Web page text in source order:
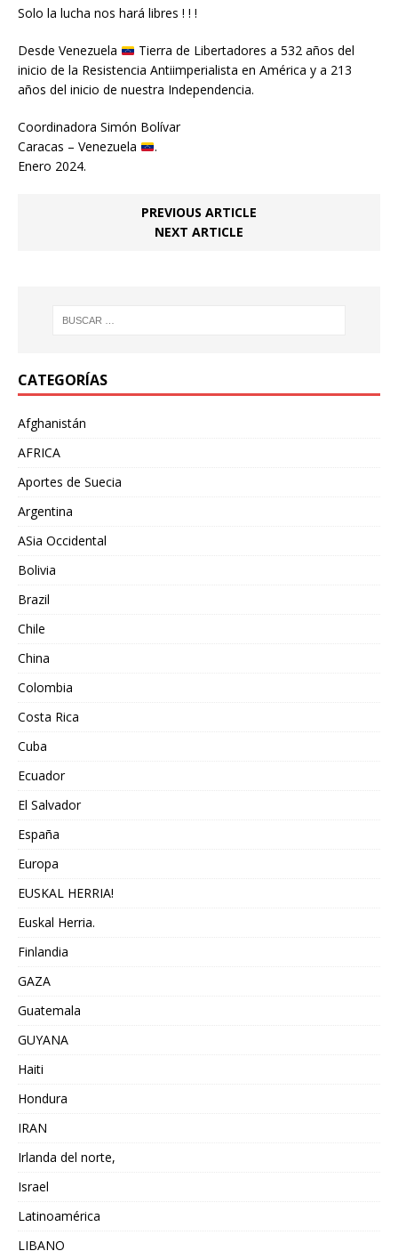
Solo la lucha nos hará libres ! ! !
Desde Venezuela
Tierra de Libertadores a 532 años del
inicio de la Resistencia Antiimperialista en América y a 213
años del inicio de nuestra Independencia.
Coordinadora Simón Bolívar
Caracas – Venezuela
.
Enero 2024.
PREVIOUS ARTICLE
NEXT ARTICLE
CATEGORÍAS
Afghanistán
AFRICA
Aportes de Suecia
Argentina
ASia Occidental
Bolivia
Brazil
Chile
China
Colombia
Costa Rica
Cuba
Ecuador
El Salvador
España
Europa
EUSKAL HERRIA!
Euskal Herria.
Finlandia
GAZA
Guatemala
GUYANA
Haiti
Hondura
IRAN
Irlanda del norte,
Israel
Latinoamérica
LIBANO